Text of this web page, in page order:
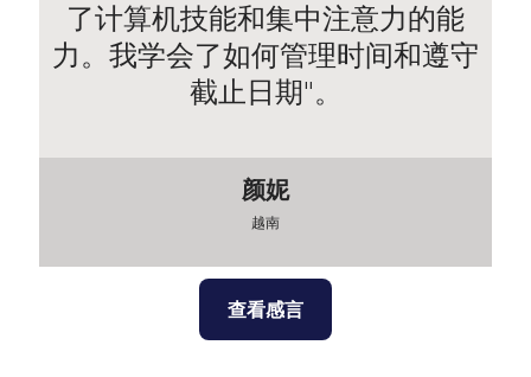
了计算机技能和集中注意力的能
力。我学会了如何管理时间和遵守
截止日期"。
颜妮
越南
查看感言